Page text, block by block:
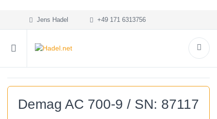
Jens Hadel +49 171 6313756
Demag AC 700-9 / SN: 87117